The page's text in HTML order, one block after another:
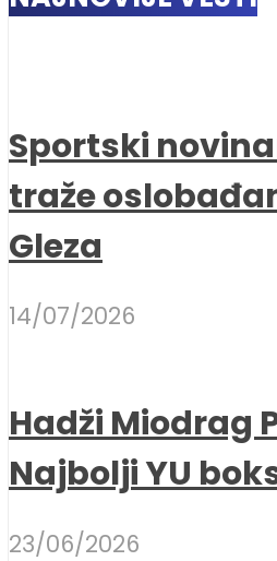
Sportski
traže
Gleza
14/07/2026
Hadži Miodrag
Najbolji YU
23/06/2026